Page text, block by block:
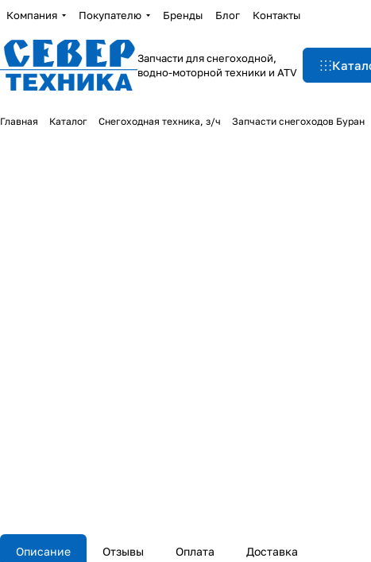
Компания Покупателю Бренды Блог Контакты
Запчасти для снегоходной,
водно-моторной техники и ATV
Главная Каталог Снегоходная техника, з/ч Запчасти снегоходов Буран
Описание Отзывы Оплата Доставка